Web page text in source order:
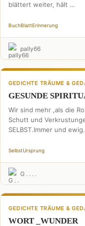
blättert weiter, hält …
BuchBlattErinnerung
pally66
GEDICHTE TRÄUME &
GESUNDE
Wir sind mehr ,als die
Schutt und
SELBST.Immer und
SelbstUrsprung
G . . . .
GEDICHTE TRÄUME &
WORT _WUNDER